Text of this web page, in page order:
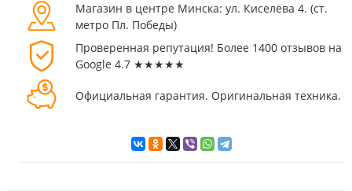
Магазин в центре Минска: ул. Киселёва 4. (cт.
метро Пл. Победы)
Проверенная репутация! Более 1400 отзывов на
Google 4.7 ★★★★★
Официальная гарантия. Оригинальная техника.